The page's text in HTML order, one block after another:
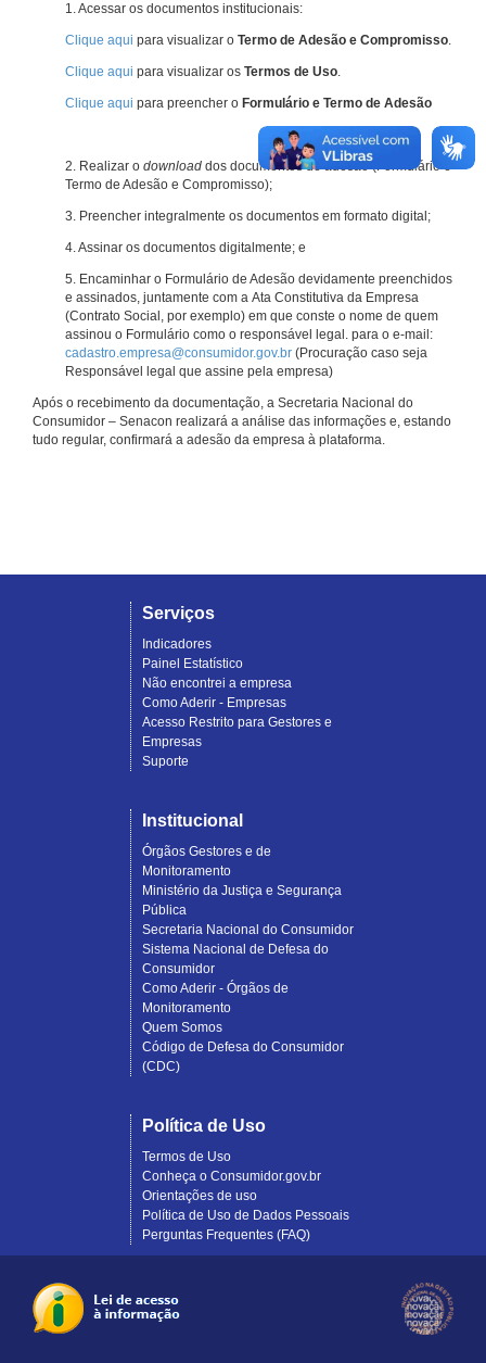
1. Acessar os documentos institucionais:
Clique aqui para visualizar o Termo de Adesão e Compromisso.
Clique aqui para visualizar os Termos de Uso.
Clique aqui para preencher o Formulário e Termo de Adesão
2. Realizar o download dos documentos de adesão (Formulário e
Termo de Adesão e Compromisso);
3. Preencher integralmente os documentos em formato digital;
4. Assinar os documentos digitalmente; e
5. Encaminhar o Formulário de Adesão devidamente preenchidos
e assinados, juntamente com a Ata Constitutiva da Empresa
(Contrato Social, por exemplo) em que conste o nome de quem
assinou o Formulário como o responsável legal. para o e-mail:
cadastro.empresa@consumidor.gov.br (Procuração caso seja
Responsável legal que assine pela empresa)
Após o recebimento da documentação, a Secretaria Nacional do
Consumidor – Senacon realizará a análise das informações e, estando
tudo regular, confirmará a adesão da empresa à plataforma.
Serviços
Indicadores
Painel Estatístico
Não encontrei a empresa
Como Aderir - Empresas
Acesso Restrito para Gestores e
Empresas
Suporte
Institucional
Órgãos Gestores e de
Monitoramento
Ministério da Justiça e Segurança
Pública
Secretaria Nacional do Consumidor
Sistema Nacional de Defesa do
Consumidor
Como Aderir - Órgãos de
Monitoramento
Quem Somos
Código de Defesa do Consumidor
(CDC)
Política de Uso
Termos de Uso
Conheça o Consumidor.gov.br
Orientações de uso
Política de Uso de Dados Pessoais
Perguntas Frequentes (FAQ)